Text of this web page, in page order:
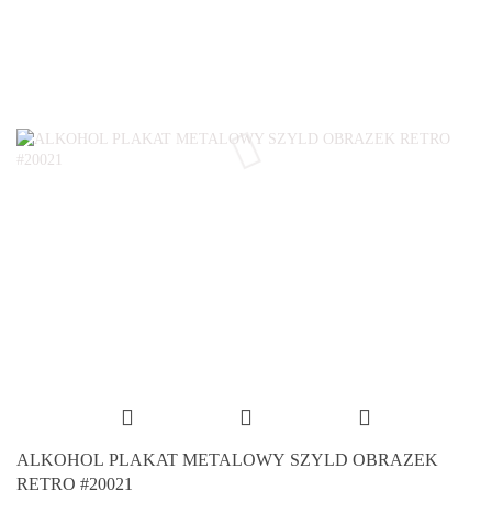
ALKOHOL PLAKAT METALOWY SZYLD OBRAZEK
RETRO #20021